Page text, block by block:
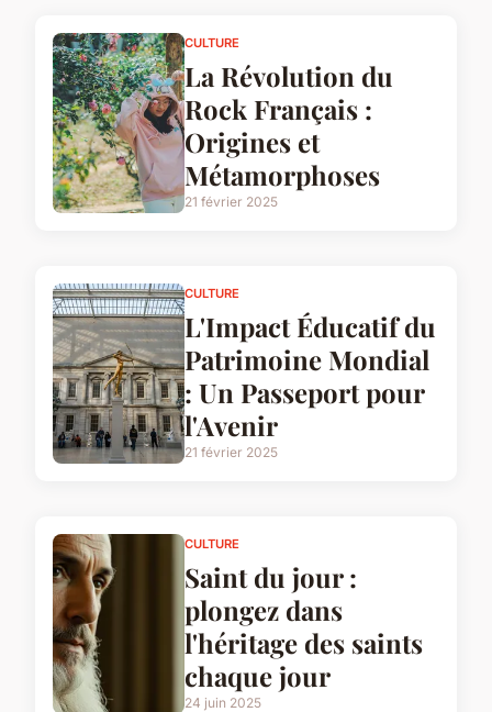
CULTURE
La Révolution du
Rock Français :
Origines et
Métamorphoses
21 février 2025
CULTURE
L'Impact Éducatif du
Patrimoine Mondial
: Un Passeport pour
l'Avenir
21 février 2025
CULTURE
Saint du jour :
plongez dans
l'héritage des saints
chaque jour
24 juin 2025